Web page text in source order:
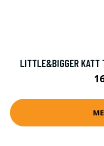
LITTLE&BIGGER KATT